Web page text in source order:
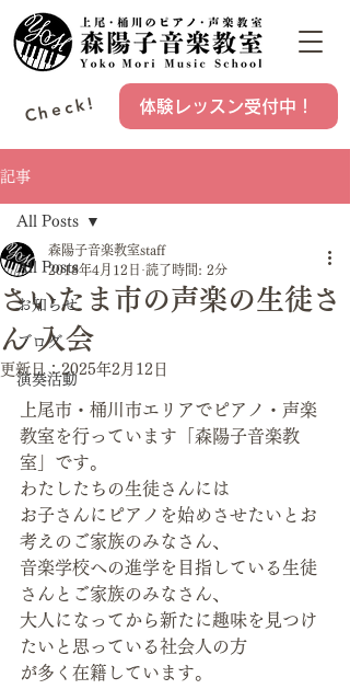
Check! 体験レッスン受付中！
記事
All Posts
お知らせ
ブログ
演奏活動
All Posts
さいたま市の声楽の生徒さ
ん 入会
森陽子音楽教室staff
2018年4月12日 読了時間: 2分
更新日：2025年2月12日
上尾市・桶川市エリアでピアノ・声楽
教室を行っています「森陽子音楽教
室」です。
わたしたちの生徒さんには
お子さんにピアノを始めさせたいとお
考えのご家族のみなさん、
音楽学校への進学を目指している生徒
さんとご家族のみなさん、
大人になってから新たに趣味を見つけ
たいと思っている社会人の方
が多く在籍しています。